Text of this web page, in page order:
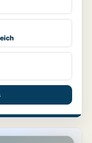
Niederösterreich